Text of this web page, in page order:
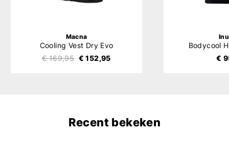
Macna
Cooling Vest Dry Evo
€ 169,95 € 152,95
Bodycool
€
Recent bekeken